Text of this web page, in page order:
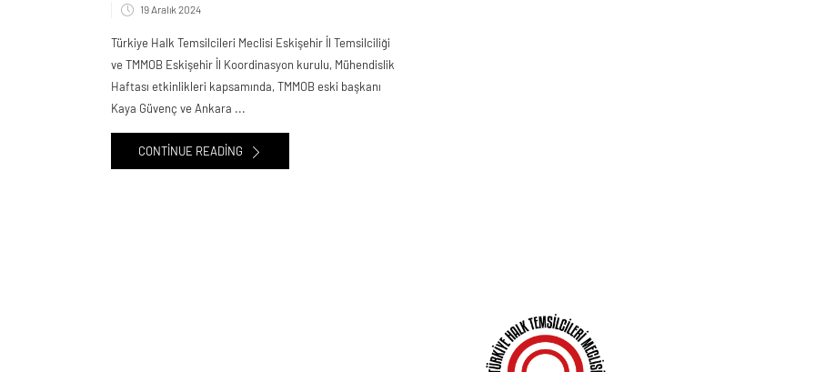
19 Aralık 2024
Türkiye Halk Temsilcileri Meclisi Eskişehir İl Temsilciliği
ve TMMOB Eskişehir İl Koordinasyon kurulu, Mühendislik
Haftası etkinlikleri kapsamında, TMMOB eski başkanı
Kaya Güvenç ve Ankara ...
CONTINUE READING